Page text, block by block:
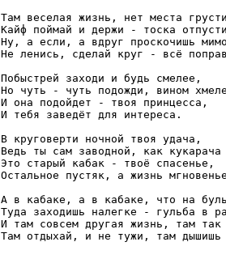
Там веселая жизнь, нет места
Кайф поймай и держи - тоска
Ну, а если, а вдруг проскочишь
Не ленись, сделай круг - всё
Побыстрей заходи и будь смелее,
Но чуть - чуть подожди, вином
И она подойдет - твоя принцесса,
И тебя заведёт для интереса.
В круговерти ночной твоя удача,
Ведь ты сам заводной, как кукарача
Это старый кабак - твоё спасенье,
Остальное пустяк, а жизнь
А в кабаке, а в кабаке, что на
Туда заходишь налегке - гульба в
И там совсем другая жизнь, там так